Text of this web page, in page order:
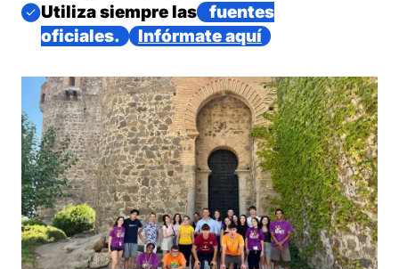
Imagen
Utiliza siempre las
fuentes
oficiales.
Infórmate aquí